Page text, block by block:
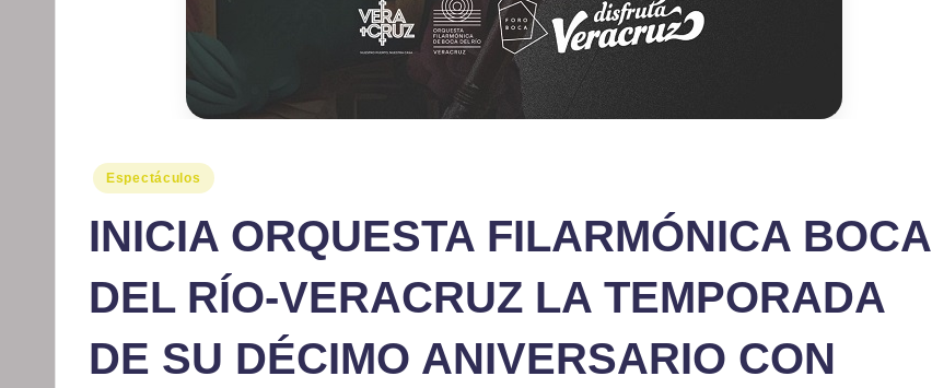
Publicado
Espectáculos
INICIA ORQUESTA FILARMÓNICA BOCA
DEL RÍO-VERACRUZ LA TEMPORADA
DE SU DÉCIMO ANIVERSARIO CON